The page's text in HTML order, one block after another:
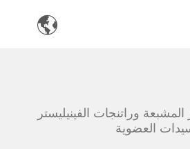

المشبعة وراتنجات الفينيليستر
العضوية